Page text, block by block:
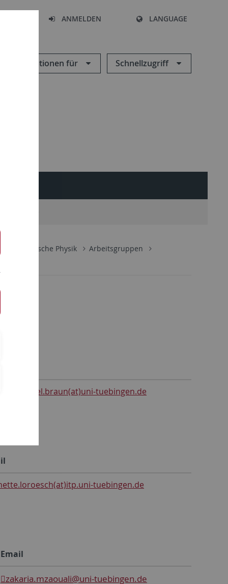
ANMELDEN LANGUAGE
Informationen für Schnellzugriff
Theoretische Physik
Arbeitsgruppen
daniel.braun(at)uni-tuebingen.de
tuebingen.de
Email
zakaria.mzaouali@uni-tuebingen.de